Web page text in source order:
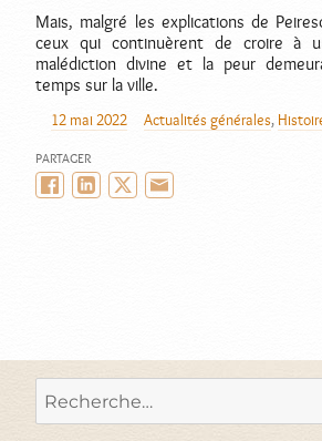
Mais, malgré les explications de
ceux qui continuèrent de croire à
malédiction divine et la peur
temps sur la ville.
AUTEUR
PUBLIÉ
12 mai 2022 CATÉGORIES
Actualités générales,
PARTAGER
FacebookLinkedInTwitter/X
pour :